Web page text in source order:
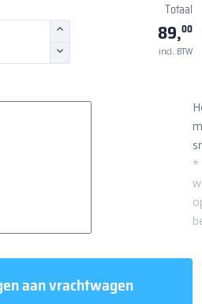
Totaal
89,00
incl. BTW
*
aan vrachtwagen